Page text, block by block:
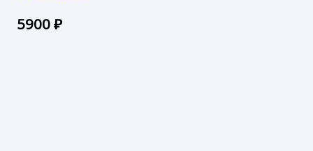
5900₽